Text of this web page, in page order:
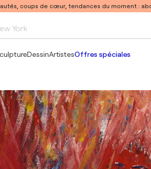
coups de cœur, tendances du moment :
York
Picasso
DessinArtistesOffres spéciales